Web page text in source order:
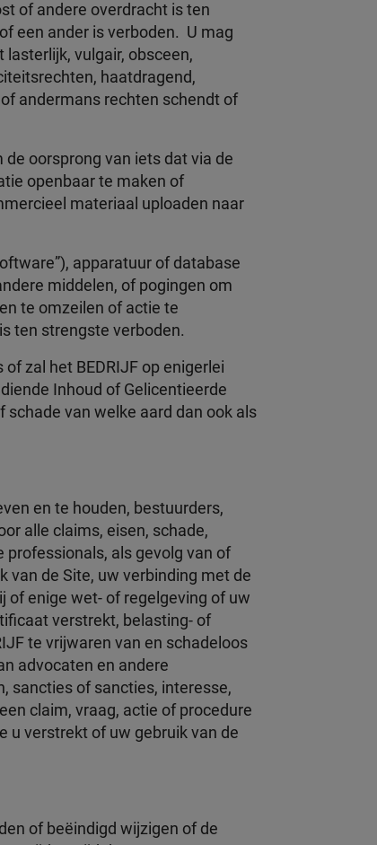
of andere overdracht is ten
een ander is verboden. U mag
vulgair, obsceen,
haatdragend,
andermans rechten schendt of
oorsprong van iets dat via de
openbaar te maken of
materiaal uploaden naar
apparatuur of database
middelen, of pogingen om
te omzeilen of actie te
ten strengste verboden.
zal het BEDRIJF op enigerlei
Inhoud of Gelicentieerde
van welke aard dan ook als
en te houden, bestuurders,
alle claims, eisen, schade,
professionals, als gevolg van of
van de Site, uw verbinding met de
of enige wet- of regelgeving of uw
verstrekt, belasting- of
te vrijwaren van en schadeloos
advocaten en andere
sancties of sancties, interesse,
claim, vraag, actie of procedure
u verstrekt of uw gebruik van de
of beëindigd wijzigen of de